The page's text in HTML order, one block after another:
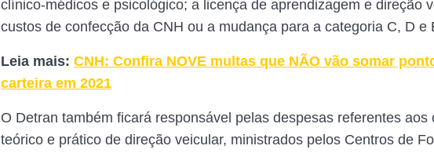
clínico-médicos e psicológico; a licença de aprendizagem e direção
custos de confecção da CNH ou a mudança para a categoria C, D e
Leia mais: CNH: Confira NOVE multas que NÃO vão somar
carteira em 2021
O Detran também ficará responsável pelas despesas referentes aos
teórico e prático de direção veicular, ministrados pelos Centros de